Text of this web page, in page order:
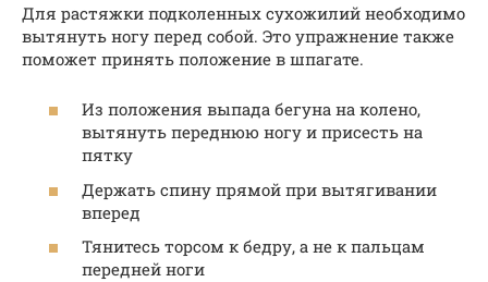
Для растяжки подколенных сухожилий необходимо
вытянуть ногу перед собой. Это упражнение также
поможет принять положение в шпагате.
Из положения выпада бегуна на колено,
вытянуть переднюю ногу и присесть на
пятку
Держать спину прямой при вытягивании
вперед
Тянитесь торсом к бедру, а не к пальцам
передней ноги